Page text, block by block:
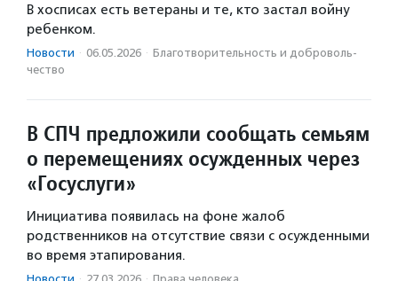
В хосписах есть ветераны и те, кто застал войну
ребенком.
Новости · 06.05.2026 · Благотвори­тель­ность и доброволь­
чест­во
В СПЧ предложили сообщать семьям
о перемещениях осужденных через
«Госуслуги»
Инициатива появилась на фоне жалоб
родственников на отсутствие связи с осужденными
во время этапирования.